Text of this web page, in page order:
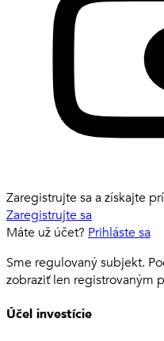
Zaregistrujte sa a získajte
Zaregistrujte sa
Máte už účet? Prihláste sa
Sme regulovaný subjekt.
zobraziť len registrovaným
Účel investície